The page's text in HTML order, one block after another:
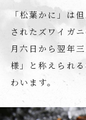
「松葉かに」は
された ズワイガニ
月六日から翌年
様」と称えられる
わいます。